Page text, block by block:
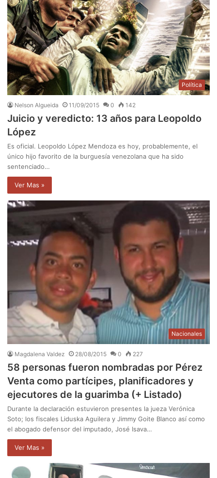
Política
Nelson Algueida 11/09/2015 0 142
Juicio y veredicto: 13 años para Leopoldo
López
Es oficial. Leopoldo López Mendoza es hoy, probablemente, el
único hijo favorito de la burguesía venezolana que ha sido
sentenciado…
Ver Mas »
Nacionales
Magdalena Valdez 28/08/2015 0 227
58 personas fueron nombradas por Pérez
Venta como partícipes, planificadores y
ejecutores de la guarimba (+ Listado)
Durante la declaración estuvieron presentes la jueza Verónica
Soto; los fiscales Liduska Aguilera y Jimmy Goite Blanco así como
el abogado defensor del imputado, José Isava…
Ver Mas »